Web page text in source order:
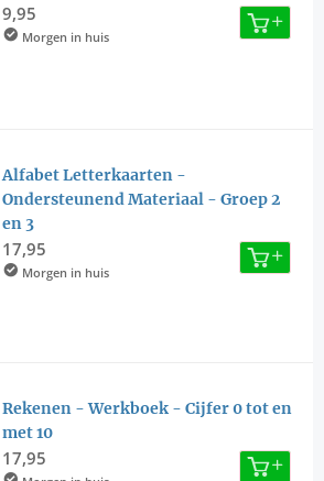
9,95
Morgen in huis
Alfabet Letterkaarten -
Ondersteunend Materiaal - Groep 2
en 3
17,95
Morgen in huis
Rekenen - Werkboek - Cijfer 0 tot en
met 10
17,95